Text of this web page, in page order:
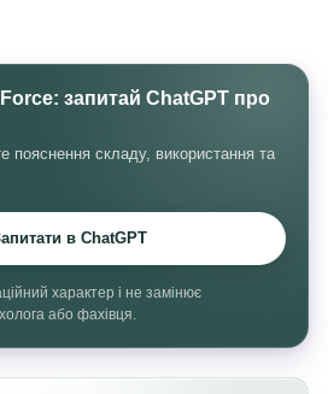
запитай ChatGPT про
пояснення складу, використання та
в ChatGPT
характер і не замінює
або фахівця.